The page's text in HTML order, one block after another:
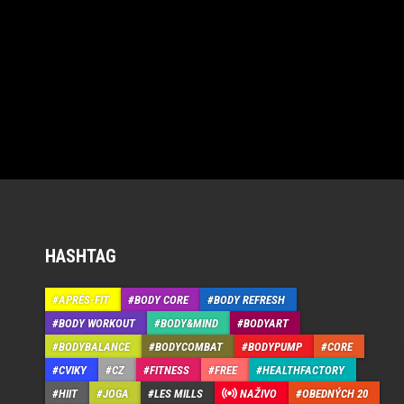
HASHTAG
APRÉS-FIT BODY CORE
BODY REFRESH
BODY WORKOUT
BODY&MIND
BODYART
BODYBALANCE
BODYCOMBAT BODYPUMP
CORE
CVIKY
CZ FITNESS FREE
HEALTHFACTORY
HIIT
JOGA LES MILLS NAŽIVO OBEDNÝCH 20